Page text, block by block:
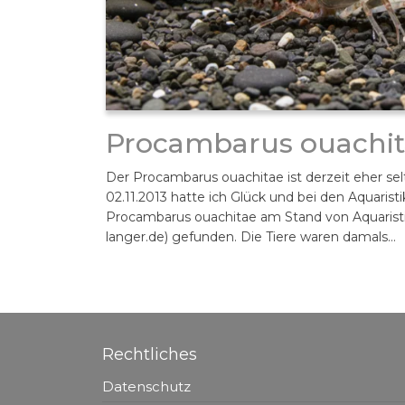
Procambarus
Der Procambarus ouachitae ist derzeit eher
02.11.2013 hatte ich Glück und bei den
Procambarus ouachitae am Stand von
langer.de) gefunden. Die Tiere waren damals…
Rechtliches
Datenschutz